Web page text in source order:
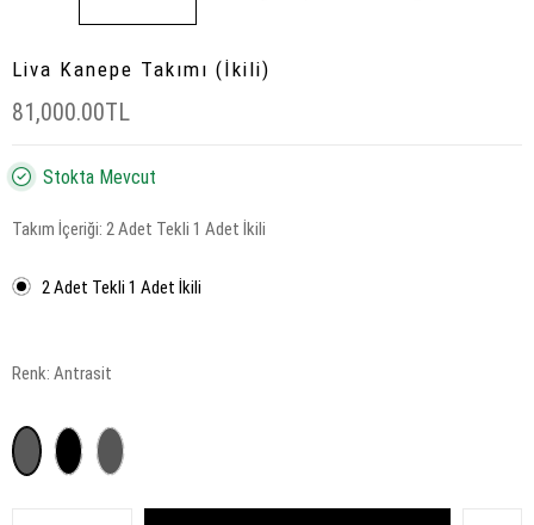
Liva Kanepe Takımı (İkili)
81,000.00TL
Stokta Mevcut
Takım İçeriği: 2 Adet Tekli 1 Adet İkili
2 Adet Tekli 1 Adet İkili
Renk: Antrasit